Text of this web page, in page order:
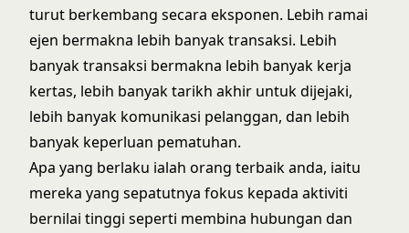
turut berkembang secara eksponen. Lebih ramai
ejen bermakna lebih banyak transaksi. Lebih
banyak transaksi bermakna lebih banyak kerja
kertas, lebih banyak tarikh akhir untuk dijejaki,
lebih banyak komunikasi pelanggan, dan lebih
banyak keperluan pematuhan.
Apa yang berlaku ialah orang terbaik anda, iaitu
mereka yang sepatutnya fokus kepada aktiviti
bernilai tinggi seperti membina hubungan dan